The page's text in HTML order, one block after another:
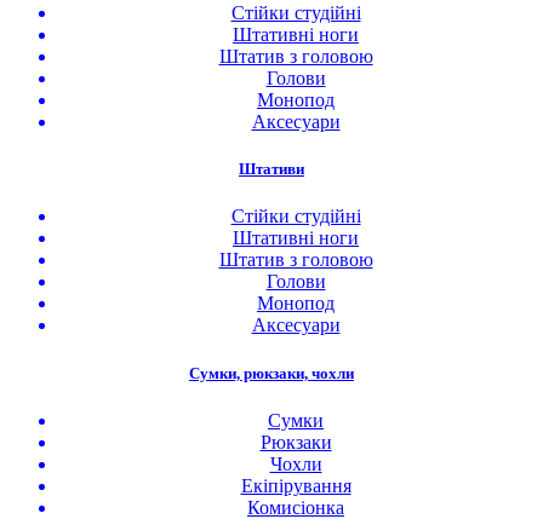
Стійки студійні
Штативні ноги
Штатив з головою
Голови
Монопод
Аксесуари
Штативи
Стійки студійні
Штативні ноги
Штатив з головою
Голови
Монопод
Аксесуари
Сумки, рюкзаки, чохли
Сумки
Рюкзаки
Чохли
Екіпірування
Комисіонка